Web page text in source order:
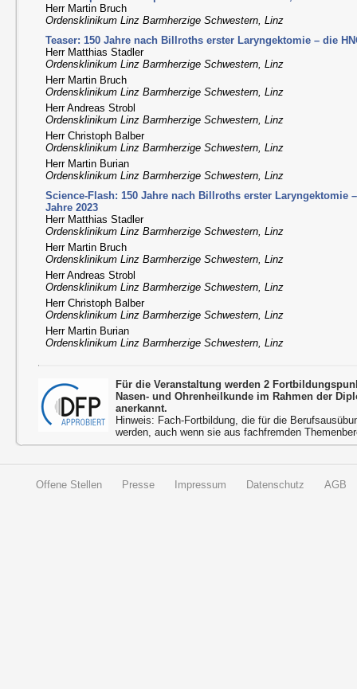
Herr Martin Bruch
Ordensklinikum Linz Barmherzige Schwestern, Linz
Teaser: 150 Jahre nach Billroths erster Laryngektomie – die
Herr Matthias Stadler
Ordensklinikum Linz Barmherzige Schwestern, Linz
Herr Martin Bruch
Ordensklinikum Linz Barmherzige Schwestern, Linz
Herr Andreas Strobl
Ordensklinikum Linz Barmherzige Schwestern, Linz
Herr Christoph Balber
Ordensklinikum Linz Barmherzige Schwestern, Linz
Herr Martin Burian
Ordensklinikum Linz Barmherzige Schwestern, Linz
Science-Flash: 150 Jahre nach Billroths erster Laryngektomie
Jahre 2023
Herr Matthias Stadler
Ordensklinikum Linz Barmherzige Schwestern, Linz
Herr Martin Bruch
Ordensklinikum Linz Barmherzige Schwestern, Linz
Herr Andreas Strobl
Ordensklinikum Linz Barmherzige Schwestern, Linz
Herr Christoph Balber
Ordensklinikum Linz Barmherzige Schwestern, Linz
Herr Martin Burian
Ordensklinikum Linz Barmherzige Schwestern, Linz
Für die Veranstaltung werden 2
Nasen- und Ohrenheilkunde im Rahmen der
anerkannt.
Hinweis: Fach-Fortbildung, die für die
werden, auch wenn sie aus fachfremden
Offene Stellen Presse Impressum Datenschutz AGB